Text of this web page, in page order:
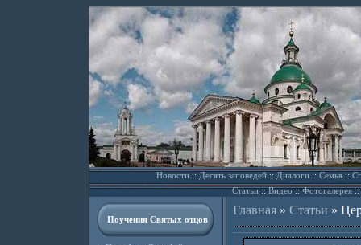
Новости::Десять заповедей::Диалоги::Семья::
Статьи::Видео ::Фотогалерея::
Поучения Святых отцов
Главная» Статьи »